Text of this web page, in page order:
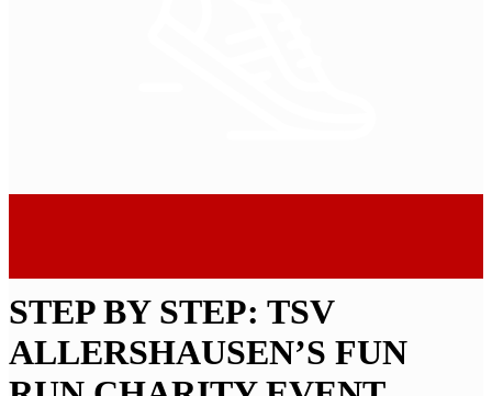
STEP BY STEP: TSV
ALLERSHAUSEN’S FUN